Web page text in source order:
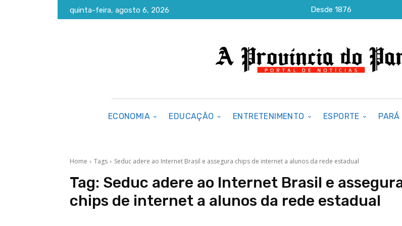
quinta-feira, agosto 6, 2026 Desde 1876
ECONOMIA EDUCAÇÃO ENTRETENIMENTO ESPORTE PARÁ
Home Tags Seduc adere ao Internet Brasil e assegura chips de internet a alunos da rede estadual
Tag: Seduc adere ao Internet Brasil e
chips de internet a alunos da rede estadual